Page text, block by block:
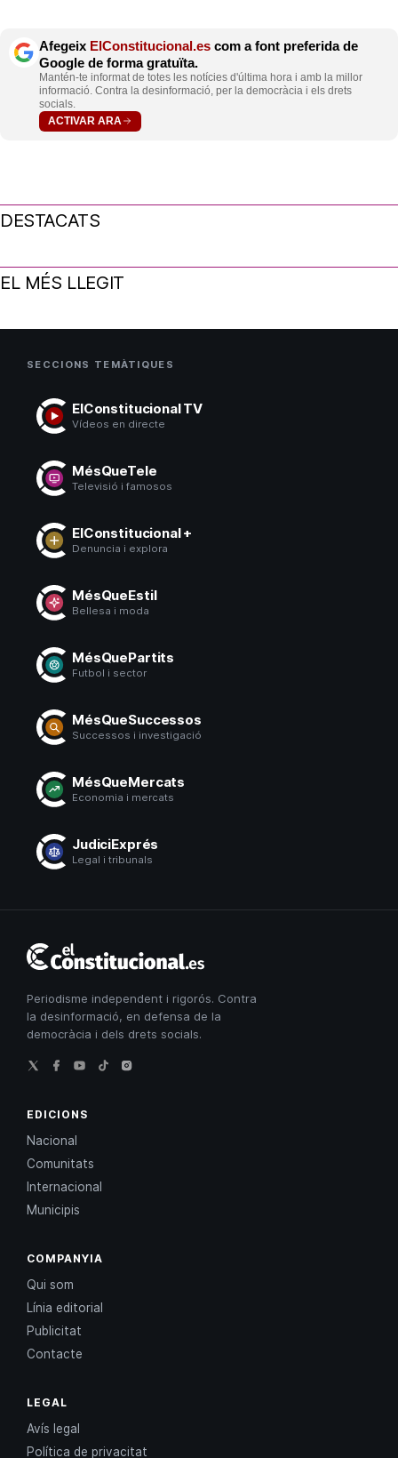
Afegeix ElConstitucional.es com a font preferida de
Google de forma gratuïta.
Mantén-te informat de totes les notícies d'última hora i amb la millor
informació. Contra la desinformació, per la democràcia i els drets
socials.
ACTIVAR ARA
DESTACATS
EL MÉS LLEGIT
SECCIONS TEMÀTIQUES
ElConstitucional TV
Vídeos en directe
MésQueTele
Televisió i famosos
ElConstitucional +
Denuncia i explora
MésQueEstil
Bellesa i moda
MésQuePartits
Futbol i sector
MésQueSuccessos
Successos i investigació
MésQueMercats
Economia i mercats
JudiciExprés
Legal i tribunals
Constitucional
Periodisme independent i rigorós. Contra
la desinformació, en defensa de la
democràcia i dels drets socials.
EDICIONS
Nacional
Comunitats
Internacional
Municipis
COMPANYIA
Qui som
Línia editorial
Publicitat
Contacte
LEGAL
Avís legal
Política de privacitat